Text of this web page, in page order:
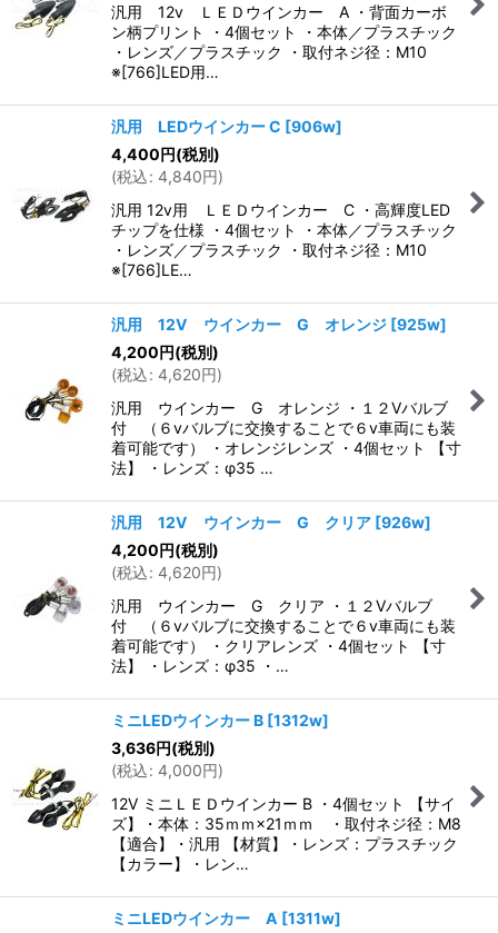
汎用 12v ＬＥＤウインカー A ・背面カーボ
ン柄プリント ・4個セット ・本体／プラスチック
・レンズ／プラスチック ・取付ネジ径：M10
※[766]LED用…
汎用 LEDウインカー C [906w]
4,400円(税別)
(税込: 4,840円)
汎用 12v用 ＬＥＤウインカー C ・高輝度LED
チップを仕様 ・4個セット ・本体／プラスチック
・レンズ／プラスチック ・取付ネジ径：M10
※[766]LE…
汎用 12V ウインカー G オレンジ [925w]
4,200円(税別)
(税込: 4,620円)
汎用 ウインカー G オレンジ ・１２Vバルブ
付 （６vバルブに交換することで６v車両にも装
着可能です） ・オレンジレンズ ・4個セット 【寸
法】 ・レンズ：φ35 …
汎用 12V ウインカー G クリア [926w]
4,200円(税別)
(税込: 4,620円)
汎用 ウインカー G クリア ・１２Vバルブ
付 （６vバルブに交換することで６v車両にも装
着可能です） ・クリアレンズ ・4個セット 【寸
法】 ・レンズ：φ35 ・…
ミニLEDウインカー B [1312w]
3,636円(税別)
(税込: 4,000円)
12V ミニＬＥＤウインカー B ・4個セット 【サイ
ズ】・本体：35ｍｍ×21ｍｍ ・取付ネジ径：M8
【適合】・汎用 【材質】・レンズ：プラスチック
【カラー】・レン…
ミニLEDウインカー A [1311w]